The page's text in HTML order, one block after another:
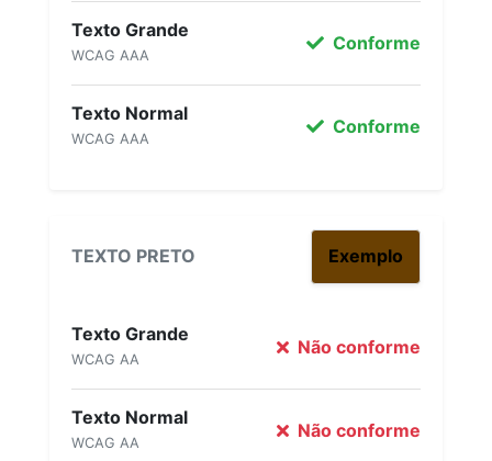
Texto Grande
WCAG AAA
Conforme
Texto Normal
WCAG AAA
Conforme
TEXTO PRETO Exemplo
Texto Grande
WCAG AA
Não conforme
Texto Normal
WCAG AA
Não conforme